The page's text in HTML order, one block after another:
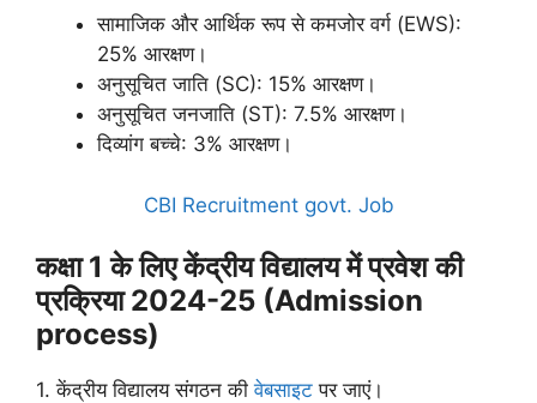
सामाजिक और आर्थिक रूप से कमजोर वर्ग (EWS):
25% आरक्षण।
अनुसूचित जाति (SC): 15% आरक्षण।
अनुसूचित जनजाति (ST): 7.5% आरक्षण।
दिव्यांग बच्चे: 3% आरक्षण।
CBI Recruitment govt. Job
कक्षा 1 के लिए केंद्रीय विद्यालय में प्रवेश की
प्रक्रिया 2024-25 (Admission
process)
1. केंद्रीय विद्यालय संगठन कीवेबसाइट पर जाएं।